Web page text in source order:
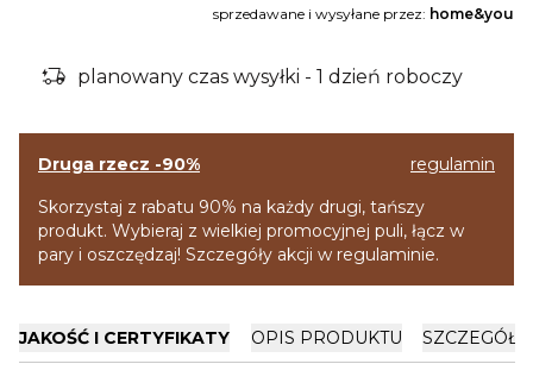
sprzedawane i wysyłane przez: home&you
delivery_truck_bolt planowany czas wysyłki - 1 dzień roboczy
Druga rzecz -90%
regulamin
Skorzystaj z rabatu 90% na każdy drugi, tańszy
produkt. Wybieraj z wielkiej promocyjnej puli, łącz w
pary i oszczędzaj! Szczegóły akcji w regulaminie.
JAKOŚĆ I CERTYFIKATY OPIS PRODUKTU